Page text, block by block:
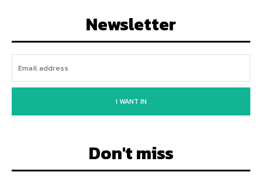
Newsletter
I WANT IN
Don't miss